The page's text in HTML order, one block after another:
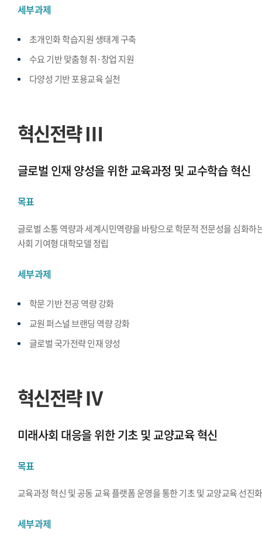
세부과제
초개인화 학습지원 생태계 구축
수요 기반 맞춤형 취·창업 지원
다양성 기반 포용교육 실천
혁신전략 Ⅲ
글로벌 인재 양성을 위한 교육과정 및 교수학습 혁신
목표
글로벌 소통 역량과 세계시민역량을 바탕으로 학문적 전문성을 심화하
사회 기여형 대학모델 정립
세부과제
학문 기반 전공 역량 강화
교원 퍼스널 브랜딩 역량 강화
글로벌 국가전략 인재 양성
혁신전략 Ⅳ
미래사회 대응을 위한 기초 및 교양교육 혁신
목표
교육과정 혁신 및 공동 교육 플랫폼 운영을 통한 기초 및 교양교육 선진화
세부과제